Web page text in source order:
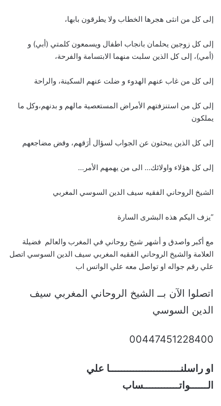
إلى كل من انثى هجرها الخطاب ولا يطرقون بابها،
إلى كل زوجين يحلمان بانجاب اطفال ويسمعون كلمتي (أبي) و
(أمي)، إلى كل الذين سلبت منهما الابتسامة والفرحة،
إلى كل من غاب عنهم الهدوء و ضلت عنهم السكينة، والراحة
إلى كل من استنزفتهم الأمراض المستعصية مالهم و بدنهم،وكل ما
يملكون
إلى كل الذين يبحثون عن الجواب لسؤال أرَقهم، وقض مضاجعهم
إلى كل هؤلاء واولائك… الى من يهمهم الأمر…
الشيخ الروحاني الفقيه سيف الدين السوسي المغربي
“يزف اليكم هذه البشرى السارة
مع أكبر واصدق و أشهر شيخ روحاني في المغرب والعالم فضيلة
العلامة والشيخ الروحاني الفقيه المغربي سيف الدين السوسي اتصل
علي رقم جواله او تواصل معه علي الواتس اب
اتصلوا الآن بــ الشيخ الروحاني المغربي سيف
الدين السوسي
00447451228400
او راسلنــــــــــــــــــــــــا علي
الــــــواتــــــــــــساب